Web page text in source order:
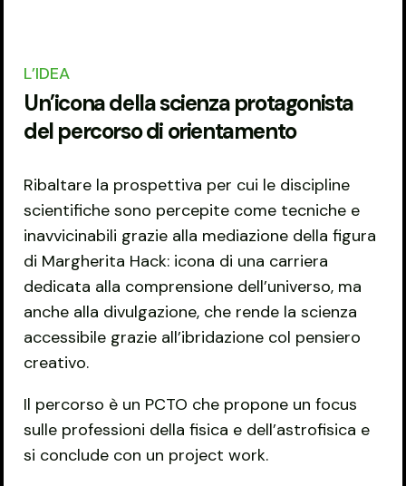
L’IDEA
Un’icona della scienza protagonista
del percorso di orientamento
Ribaltare la prospettiva per cui le discipline
scientifiche sono percepite come tecniche e
inavvicinabili grazie alla mediazione della figura
di Margherita Hack: icona di una carriera
dedicata alla comprensione dell’universo, ma
anche alla divulgazione, che rende la scienza
accessibile grazie all’ibridazione col pensiero
creativo.
Il percorso è un PCTO che propone un focus
sulle professioni della fisica e dell’astrofisica e
si conclude con un project work.